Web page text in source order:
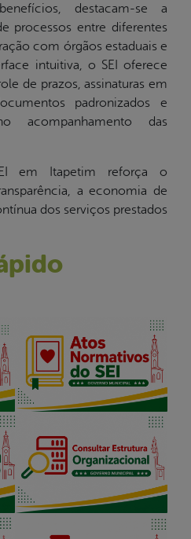
destacam-se a
processos entre diferentes
com órgãos estaduais e
intuitiva, o SEI oferece
de prazos, assinaturas em
padronizados e
acompanhamento das
em Itapetim reforça o
a economia de
dos serviços prestados